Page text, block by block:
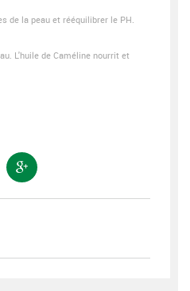
de la peau et rééquilibrer le PH.
L'huile de Caméline nourrit et